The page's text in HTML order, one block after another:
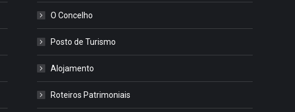
O Concelho
Posto de Turismo
Alojamento
Roteiros Patrimoniais